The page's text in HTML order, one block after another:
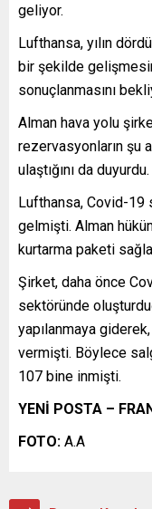
geliyor.
Lufthansa, yılın
bir şekilde
sonuçlanmasını
Alman hava yolu
rezervasyonların şu
ulaştığını da duyurdu.
Lufthansa, Covid-19
gelmişti. Alman
kurtarma paketi
Şirket, daha önce
sektöründe
yapılanmaya
vermişti. Böylece
107 bine inmişti.
YENİ POSTA –
FOTO: A.A